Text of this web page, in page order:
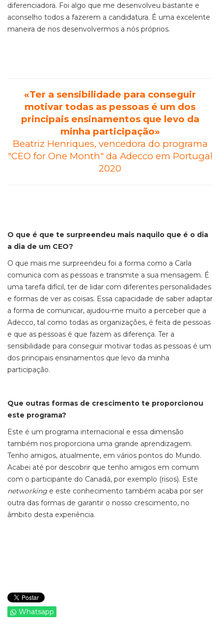
diferenciadora. Foi algo que me desenvolveu bastante e
aconselho todos a fazerem a candidatura. É uma excelente
maneira de nos desenvolvermos a nós próprios.
«Ter a sensibilidade para conseguir
motivar todas as pessoas é um dos
principais ensinamentos que levo da
minha participação»
Beatriz Henriques, vencedora do programa
"CEO for One Month" da Adecco em Portugal
2020
O que é que te surpreendeu mais naquilo que é o dia
a dia de um CEO?
O que mais me surpreendeu foi a forma como a Carla
comunica com as pessoas e transmite a sua mensagem. É
uma tarefa difícil, ter de lidar com diferentes personalidades
e formas de ver as coisas. Essa capacidade de saber adaptar
a forma de comunicar, ajudou-me muito a perceber que a
Adecco, tal como todas as organizações, é feita de pessoas
e que as pessoas é que fazem as diferença. Ter a
sensibilidade para conseguir motivar todas as pessoas é um
dos principais ensinamentos que levo da minha
participação.
Que outras formas de crescimento te proporcionou
este programa?
Este é um programa internacional e essa dimensão
também nos proporciona uma grande aprendizagem.
Tenho amigos, atualmente, em vários pontos do Mundo.
Acabei até por descobrir que tenho amigos em comum
com o participante do Canadá, por exemplo (risos). Este
networking e este conhecimento também acaba por ser
outra das formas de garantir o nosso crescimento, no
âmbito desta experiência.
Whatsapp